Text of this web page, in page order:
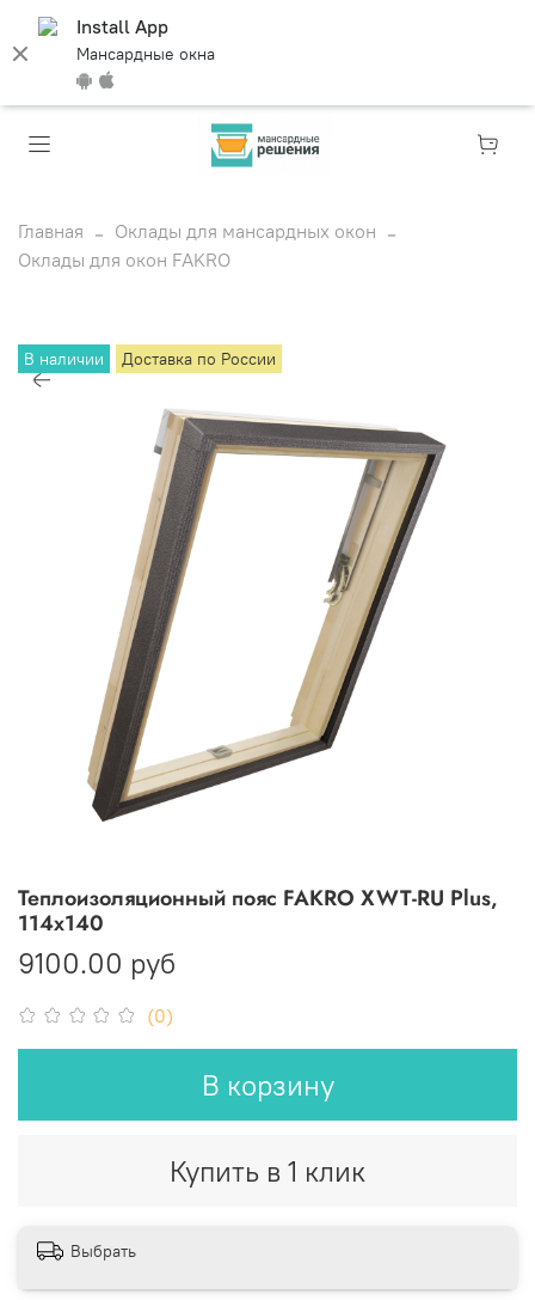
Install App
Мансардные окна
Главная
Оклады для мансардных окон
Оклады для окон FAKRO
В наличии Доставка по России
(0)
Теплоизоляционный пояс FAKRO XWT-RU Plus,
114х140
9100.00 руб
В корзину
Купить в 1 клик
Выбрать